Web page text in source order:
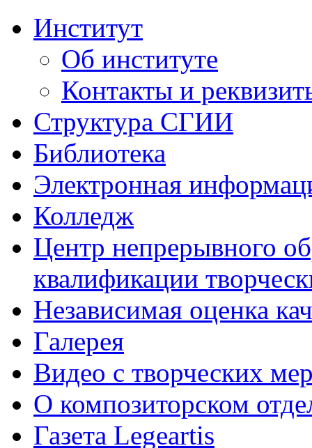
Институт
Об институте
Контакты и
Структура СГИИ
Библиотека
Электронная
Колледж
Центр непрерывного
квалификации
Независимая оценка
Галерея
Видео с творческих
О композиторском
Газета Legeartis